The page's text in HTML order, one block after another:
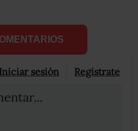
Iniciar sesión Registrate